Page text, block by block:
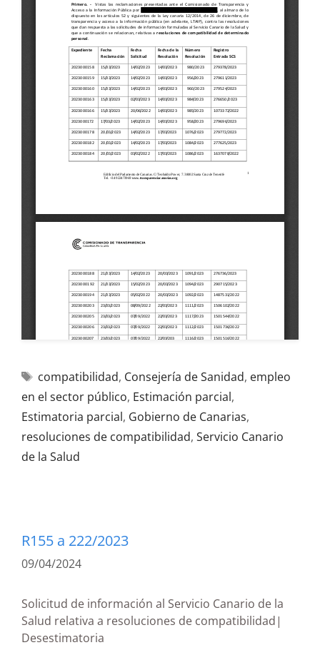
compatibilidad, Consejería de Sanidad, empleo
en el sector público, Estimación parcial,
Estimatoria parcial, Gobierno de Canarias,
resoluciones de compatibilidad, Servicio Canario
de la Salud
R155 a 222/2023
09/04/2024
Solicitud de información al Servicio Canario de la
Salud relativa a resoluciones de compatibilidad|
Desestimatoria